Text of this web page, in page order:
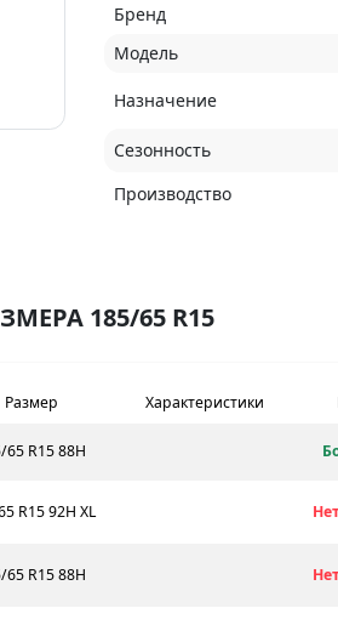
Бренд
Модель
Назначение
Сезонность
Производство
185/65 R15
Размер Характеристики
65 R15 88H
R15 92H XL
65 R15 88H